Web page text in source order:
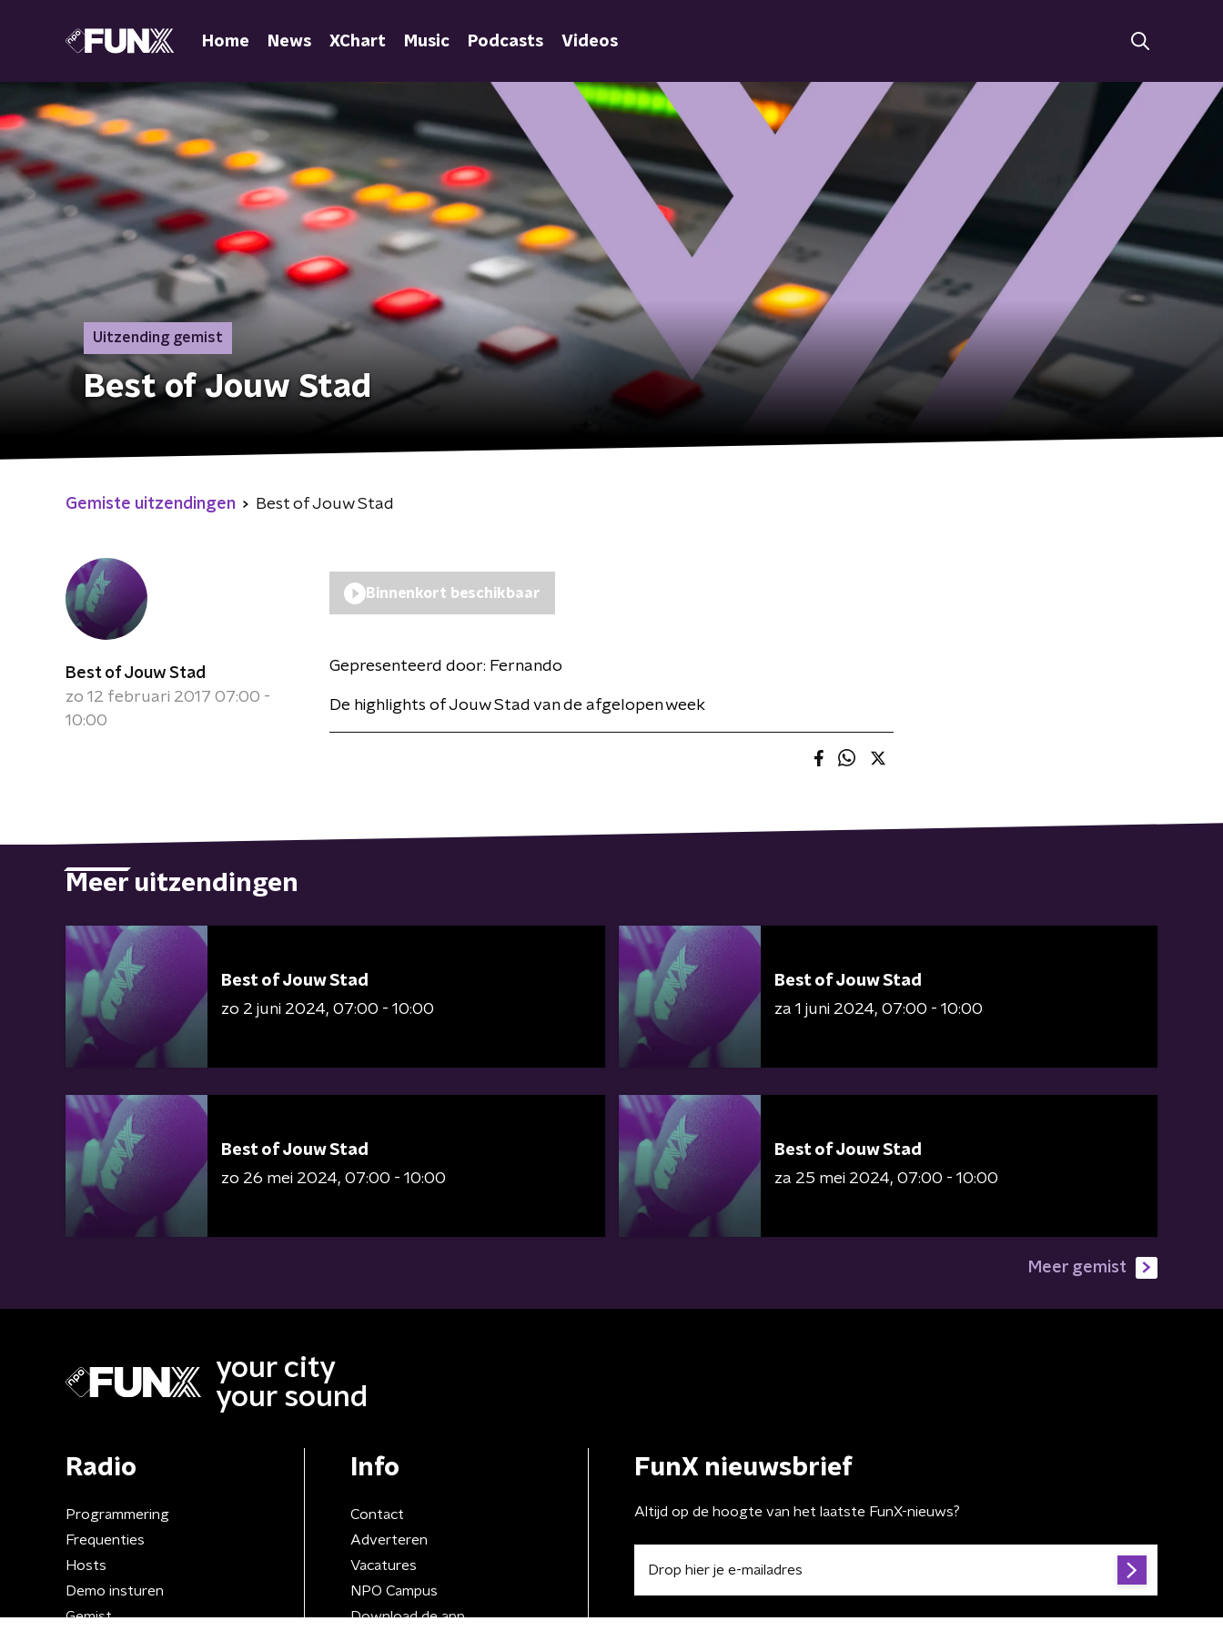
Home News XChart Music Podcasts Videos
Uitzending gemist
Best of Jouw Stad
Gemiste uitzendingen Best of Jouw Stad
Best of Jouw Stad
zo 12 februari 2017 07:00 -
10:00
Binnenkort beschikbaar
Gepresenteerd door: Fernando
De highlights of Jouw Stad van de afgelopen week
Meer uitzendingen
Best of Jouw Stad
zo 2 juni 2024 07:00 - 10:00
Best of Jouw Stad
za 1 juni 2024 07:00 - 10:00
Best of Jouw Stad
zo 26 mei 2024 07:00 - 10:00
Best of Jouw Stad
za 25 mei 2024 07:00 - 10:00
Meer gemist
your city
your sound
Radio
Programmering
Frequenties
Hosts
Demo insturen
Gemist
Info
Contact
Adverteren
Vacatures
NPO Campus
Download de app
FunX nieuwsbrief
Altijd op de hoogte van het laatste FunX-nieuws?